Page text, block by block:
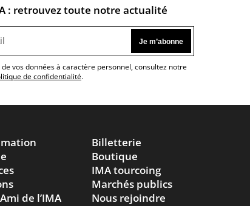
: retrouvez toute notre actualité
vos données à caractère personnel, consultez notre
de confidentialité.
de l’IMA
Billetterie
Boutique
IMA tourcoing
Marchés publics
Nous rejoindre